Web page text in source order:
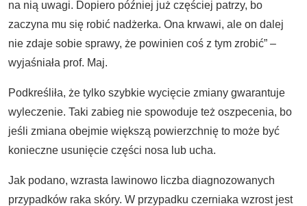
na nią uwagi. Dopiero później już częściej patrzy, bo
zaczyna mu się robić nadżerka. Ona krwawi, ale on dalej
nie zdaje sobie sprawy, że powinien coś z tym zrobić” –
wyjaśniała prof. Maj.
Podkreśliła, że tylko szybkie wycięcie zmiany gwarantuje
wyleczenie. Taki zabieg nie spowoduje też oszpecenia, bo
jeśli zmiana obejmie większą powierzchnię to może być
konieczne usunięcie części nosa lub ucha.
Jak podano, wzrasta lawinowo liczba diagnozowanych
przypadków raka skóry. W przypadku czerniaka wzrost jest